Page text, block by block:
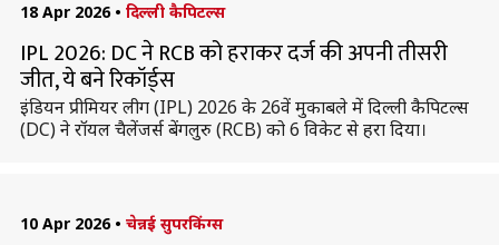
18 Apr 2026 • दिल्ली कैपिटल्स
IPL 2026: DC ने RCB को हराकर दर्ज की अपनी तीसरी
जीत, ये बने रिकॉर्ड्स
इंडियन प्रीमियर लीग (IPL) 2026 के 26वें मुकाबले में दिल्ली कैपिटल्स
(DC) ने रॉयल चैलेंजर्स बेंगलुरु (RCB) को 6 विकेट से हरा दिया।
10 Apr 2026 • चेन्नई सुपरकिंग्स